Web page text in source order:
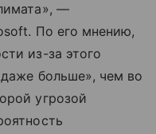
—
По его мнению,
из-за этого
больше», чем во
угрозой